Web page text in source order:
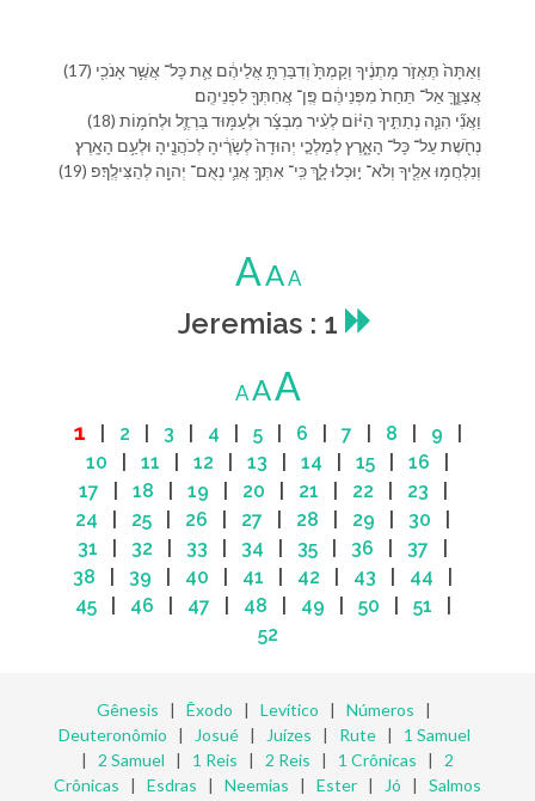
(17) וְ⁠אַתָּה֙ תֶּאְזֹ֣ר מָתְנֶ֔י⁠ךָ וְ⁠קַמְתָּ֙ וְ⁠דִבַּרְתָּ֣ אֲלֵי⁠הֶ֔ם אֵ֛ת כָּל־ אֲשֶׁ֥ר אָנֹכִ֖י
אֲצַוֶּ֑⁠ךָּ אַל־ תֵּחַת֙ מִ⁠פְּנֵי⁠הֶ֔ם פֶּֽן־ אֲחִתְּ⁠ךָ֖ לִ⁠פְנֵי⁠הֶֽם׃
(18) וַ⁠אֲנִ֞י הִנֵּ֧ה נְתַתִּ֣י⁠ךָ הַ⁠יּ֗וֹם לְ⁠עִ֨יר מִבְצָ֜ר וּ⁠לְ⁠עַמּ֥וּד בַּרְזֶ֛ל וּ⁠לְ⁠חֹמ֥וֹת
נְחֹ֖שֶׁת עַל־ כָּל־ הָ⁠אָ֑רֶץ לְ⁠מַלְכֵ֤י יְהוּדָה֙ לְ⁠שָׂרֶ֔י⁠הָ לְ⁠כֹהֲנֶ֖י⁠הָ וּ⁠לְ⁠עַ֥ם הָ⁠אָֽרֶץ׃
(19) וְ⁠נִלְחֲמ֥וּ אֵלֶ֖י⁠ךָ וְ⁠לֹא־ י֣וּכְלוּ לָ֑⁠ךְ כִּֽי־ אִתְּ⁠ךָ֥ אֲנִ֛י נְאֻם־ יְהוָ֖ה לְ⁠הַצִּילֶֽ⁠ךָ׃פ
AAA
Jeremias : 1
AAA
1 2 3 4 5| 6 7 8 9
10
11 12 13 14 15 16
17
18 19 20 21 22 23
24
25 26 27 28 29 30
31
32 33 34 35 36 37
38
39 40 41 42 43 44
45| 46 47 48 49 50 51
52
Gênesis | Êxodo | Levítico | Números |
Deuteronômio | Josué| Juízes | Rute| 1 Samuel
| 2 Samuel | 1 Reis | 2 Reis | 1 Crônicas | 2
Crônicas | Esdras | Neemias | Ester | Jó | Salmos